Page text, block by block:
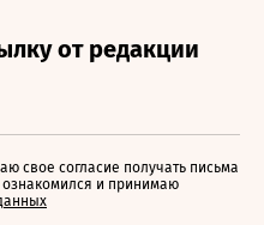
свое согласие получать письма
и принимаю